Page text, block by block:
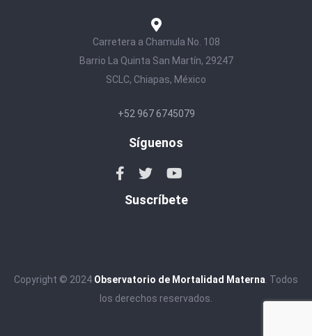
Carretera a Chamula No. 108
Barrio La Quinta San Martín, 29247
SCLC, Chiapas, México
+52 967 6745079
Síguenos
Suscríbete
Copyright © 2024 Observatorio de Mortalidad Materna . Todos
los derechos reservados.